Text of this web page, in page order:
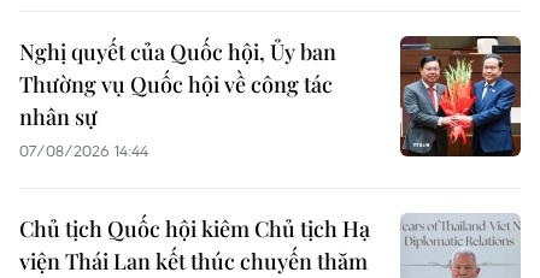
Nghị quyết của Quốc hội, Ủy ban
Thường vụ Quốc hội về công tác
nhân sự
07/08/2026 14:44
Chủ tịch Quốc hội kiêm Chủ tịch Hạ
viện Thái Lan kết thúc chuyến thăm